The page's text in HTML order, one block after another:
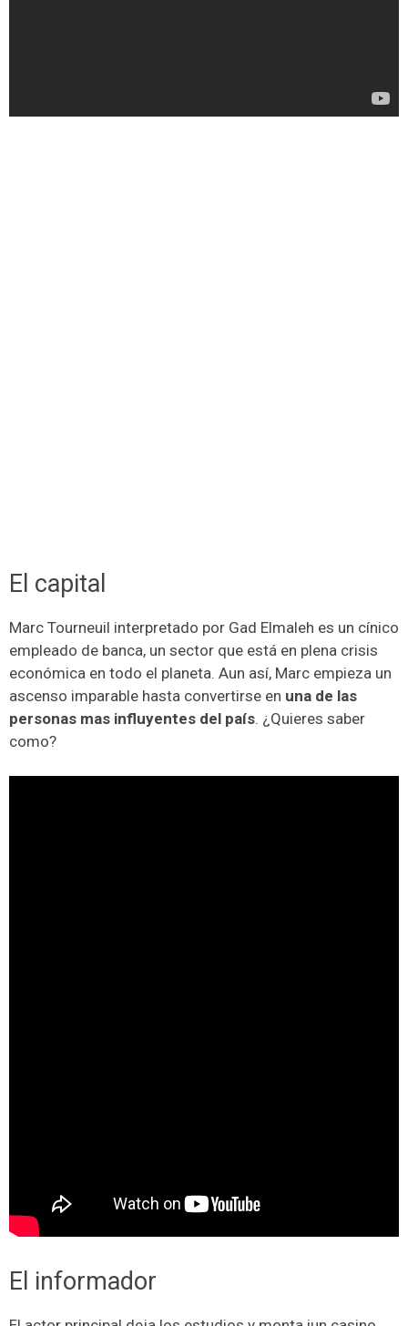
El capital
Marc Tourneuil interpretado por Gad Elmaleh es un cínico
empleado de banca, un sector que está en plena crisis
económica en todo el planeta. Aun así, Marc empieza un
ascenso imparable hasta convertirse en una de las
personas mas influyentes del país. ¿Quieres saber
como?
El informador